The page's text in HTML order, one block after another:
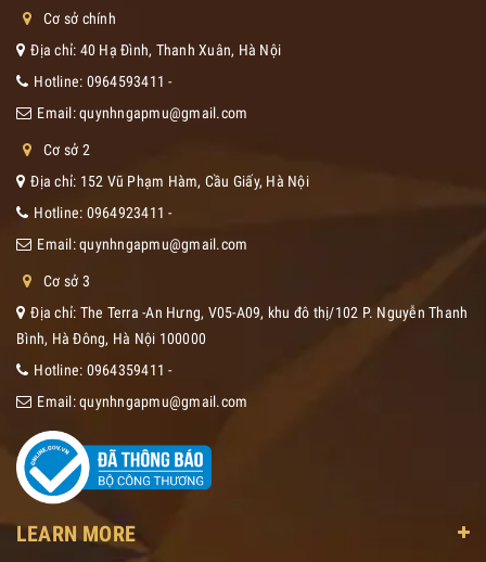
Cơ sở chính
Địa chỉ: 40 Hạ Đình, Thanh Xuân, Hà Nội
Hotline: 0964593411 -
Email:quynhngapmu@gmail.com
Cơ sở 2
Địa chỉ: 152 Vũ Phạm Hàm, Cầu Giấy, Hà Nội
Hotline: 0964923411 -
Email:quynhngapmu@gmail.com
Cơ sở 3
Địa chỉ: The Terra -An Hưng, V05-A09, khu đô thị/102 P. Nguyễn Thanh
Bình, Hà Đông, Hà Nội 100000
Hotline: 0964359411 -
Email:quynhngapmu@gmail.com
LEARN MORE